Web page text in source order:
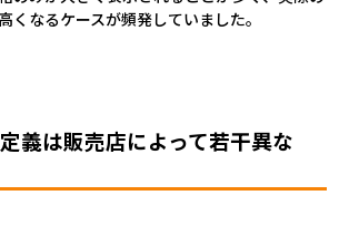
くなるケースが頻発していました。
義は販売店によって若干異な